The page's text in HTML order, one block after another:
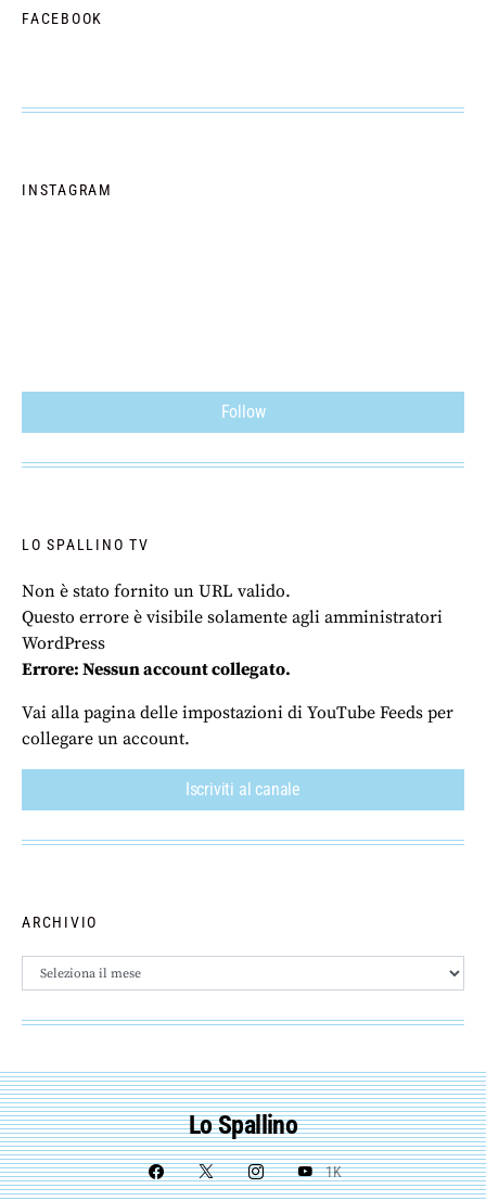
FACEBOOK
INSTAGRAM
Follow
LO SPALLINO TV
Non è stato fornito un URL valido.
Questo errore è visibile solamente agli amministratori
WordPress
Errore: Nessun account collegato.
Vai alla pagina delle impostazioni di YouTube Feeds per
collegare un account.
Iscriviti al canale
ARCHIVIO
Archivio
Lo Spallino
1K